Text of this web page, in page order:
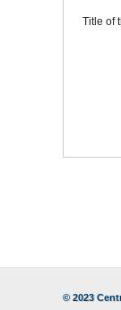
Title of
© 2023